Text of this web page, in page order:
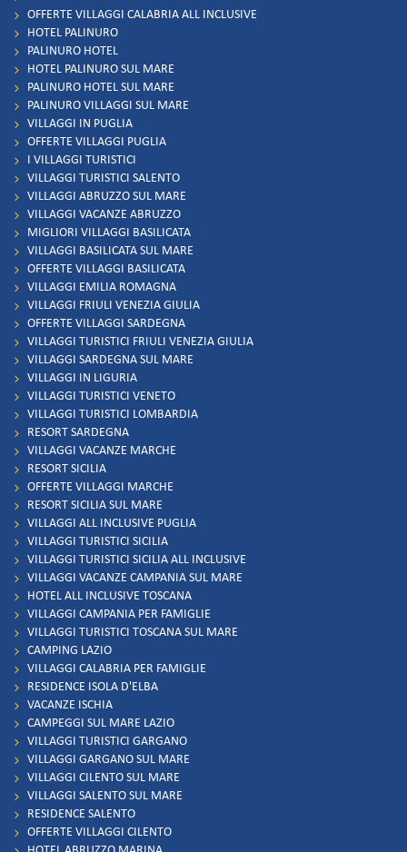
OFFERTE VILLAGGI CALABRIA ALL INCLUSIVE
HOTEL PALINURO
PALINURO HOTEL
HOTEL PALINURO SUL MARE
PALINURO HOTEL SUL MARE
PALINURO VILLAGGI SUL MARE
VILLAGGI IN PUGLIA
OFFERTE VILLAGGI PUGLIA
I VILLAGGI TURISTICI
VILLAGGI TURISTICI SALENTO
VILLAGGI ABRUZZO SUL MARE
VILLAGGI VACANZE ABRUZZO
MIGLIORI VILLAGGI BASILICATA
VILLAGGI BASILICATA SUL MARE
OFFERTE VILLAGGI BASILICATA
VILLAGGI EMILIA ROMAGNA
VILLAGGI FRIULI VENEZIA GIULIA
OFFERTE VILLAGGI SARDEGNA
VILLAGGI TURISTICI FRIULI VENEZIA GIULIA
VILLAGGI SARDEGNA SUL MARE
VILLAGGI IN LIGURIA
VILLAGGI TURISTICI VENETO
VILLAGGI TURISTICI LOMBARDIA
RESORT SARDEGNA
VILLAGGI VACANZE MARCHE
RESORT SICILIA
OFFERTE VILLAGGI MARCHE
RESORT SICILIA SUL MARE
VILLAGGI ALL INCLUSIVE PUGLIA
VILLAGGI TURISTICI SICILIA
VILLAGGI TURISTICI SICILIA ALL INCLUSIVE
VILLAGGI VACANZE CAMPANIA SUL MARE
HOTEL ALL INCLUSIVE TOSCANA
VILLAGGI CAMPANIA PER FAMIGLIE
VILLAGGI TURISTICI TOSCANA SUL MARE
CAMPING LAZIO
VILLAGGI CALABRIA PER FAMIGLIE
RESIDENCE ISOLA D'ELBA
VACANZE ISCHIA
CAMPEGGI SUL MARE LAZIO
VILLAGGI TURISTICI GARGANO
VILLAGGI GARGANO SUL MARE
VILLAGGI CILENTO SUL MARE
VILLAGGI SALENTO SUL MARE
RESIDENCE SALENTO
OFFERTE VILLAGGI CILENTO